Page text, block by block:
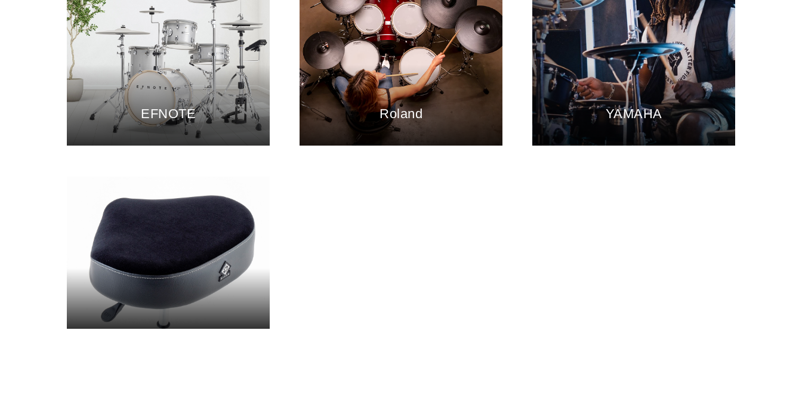
EFNOTE Roland YAMAHA